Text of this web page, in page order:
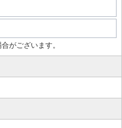
がございます。